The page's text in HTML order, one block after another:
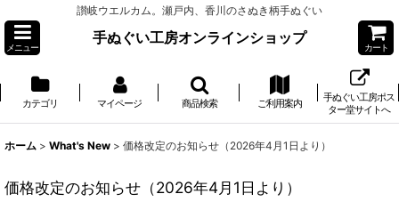
讃岐ウエルカム。瀬戸内、香川のさぬき柄手ぬぐい
メニュー
手ぬぐい工房オンラインショップ
カート
カテゴリ マイページ 商品検索 ご利用案内
手ぬぐい工房ポス
ター堂サイトへ
ホーム > What's New > 価格改定のお知らせ（2026年4月1日より）
価格改定のお知らせ（2026年4月1日より）